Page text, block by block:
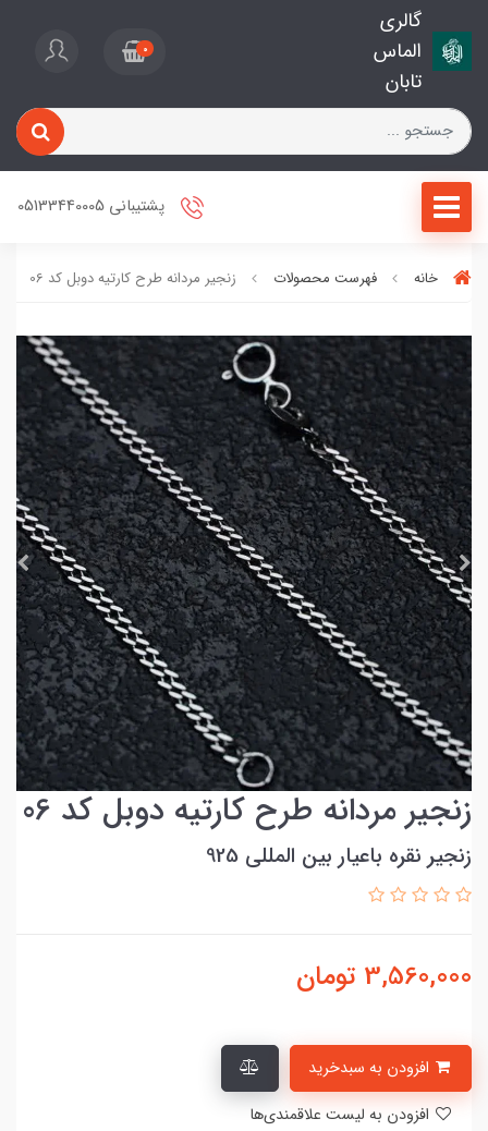
گالری
الماس
تابان
0
پشتیبانی 05133440005
خانه فهرست محصولات زنجیر مردانه طرح کارتیه دوبل کد 06
زنجیر مردانه طرح کارتیه دوبل کد 06
زنجیر نقره باعیار بین المللی 925
3,560,000 تومان